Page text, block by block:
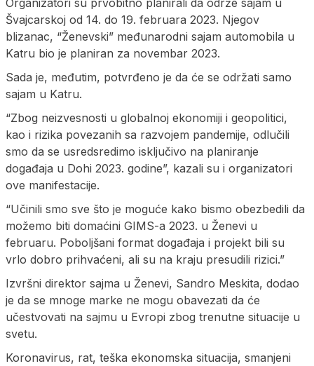
Švajcarskoj od 14. do 19. februara 2023. Njegov
blizanac, “Ženevski” međunarodni sajam automobila u
Katru bio je planiran za novembar 2023.
Sada je, međutim, potvrđeno je da će se održati samo
sajam u Katru.
“Zbog neizvesnosti u globalnoj ekonomiji i geopolitici,
kao i rizika povezanih sa razvojem pandemije, odlučili
smo da se usredsredimo isključivo na planiranje
događaja u Dohi 2023. godine”, kazali su i organizatori
ove manifestacije.
“Učinili smo sve što je moguće kako bismo obezbedili da
možemo biti domaćini GIMS-a 2023. u Ženevi u
februaru. Poboljšani format događaja i projekt bili su
vrlo dobro prihvaćeni, ali su na kraju presudili rizici.”
Izvršni direktor sajma u Ženevi, Sandro Meskita, dodao
je da se mnoge marke ne mogu obavezati da će
učestvovati na sajmu u Evropi zbog trenutne situacije u
svetu.
Koronavirus, rat, teška ekonomska situacija, smanjeni